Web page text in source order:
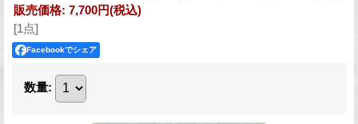
販売価格: 7,700円(税込)
[1点]
Facebookでシェア
数量: